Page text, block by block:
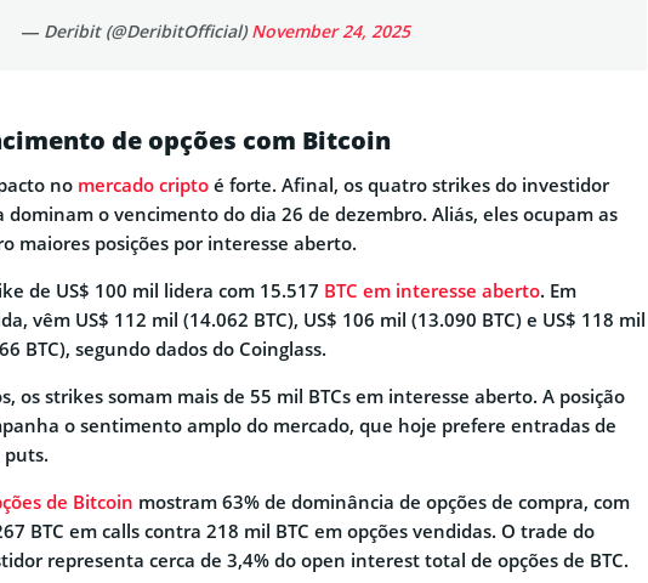
— Deribit (@DeribitOfficial)November 24, 2025
de opções com Bitcoin
no mercado cripto é forte. Afinal, os quatro strikes do investidor
dominam o vencimento do dia 26 de dezembro. Aliás, eles ocupam as
maiores posições por interesse aberto.
de US$ 100 mil lidera com 15.517 BTC em interesse aberto. Em
vêm US$ 112 mil (14.062 BTC), US$ 106 mil (13.090 BTC) e US$ 118 mil
BTC), segundo dados do Coinglass.
os strikes somam mais de 55 mil BTCs em interesse aberto. A posição
o sentimento amplo do mercado, que hoje prefere entradas de
puts.
de Bitcoin mostram 63% de dominância de opções de compra, com
BTC em calls contra 218 mil BTC em opções vendidas. O trade do
representa cerca de 3,4% do open interest total de opções de BTC.